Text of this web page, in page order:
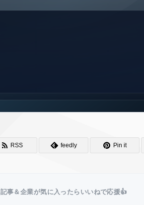
RSS feedly Pin it
記事＆企業が気に入ったらいいねで応援👍